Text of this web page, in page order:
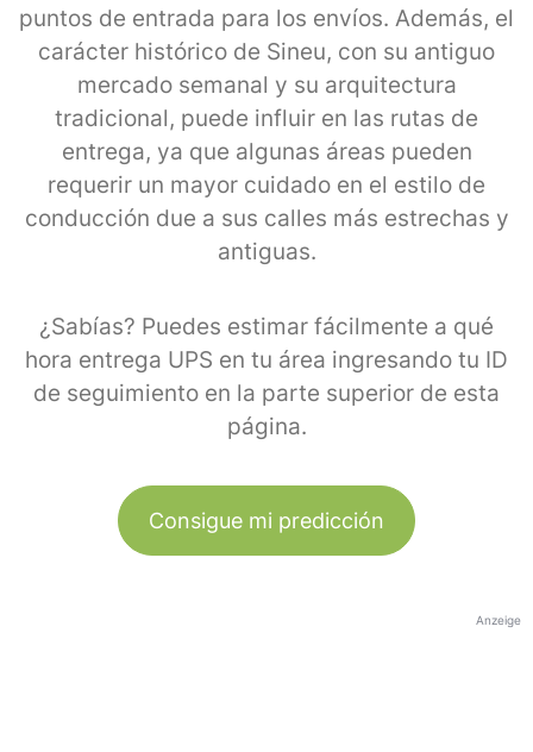
puntos de entrada para los envíos. Además, el
carácter histórico de Sineu, con su antiguo
mercado semanal y su arquitectura
tradicional, puede influir en las rutas de
entrega, ya que algunas áreas pueden
requerir un mayor cuidado en el estilo de
conducción due a sus calles más estrechas y
antiguas.
¿Sabías? Puedes estimar fácilmente a qué
hora entrega UPS en tu área ingresando tu ID
de seguimiento en la parte superior de esta
página.
Consigue mi predicción
Anzeige